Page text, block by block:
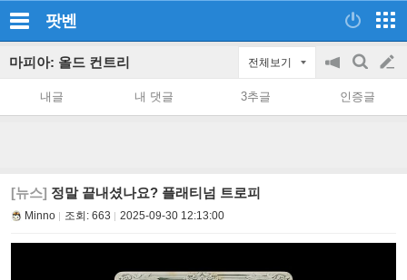
팟벤
마피아: 올드 컨트리 전체보기
공
on/off
검
색
글
쓰
내글 내 댓글 3추글 인증글
[뉴스] 정말 끝내셨나요? 플래티넘 트로피
Minno 조회: 663 2025-09-30 12:13:00